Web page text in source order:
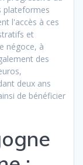
plateformes
l'accès à ces
et
négoce, à
des
deux ans
de bénéficier